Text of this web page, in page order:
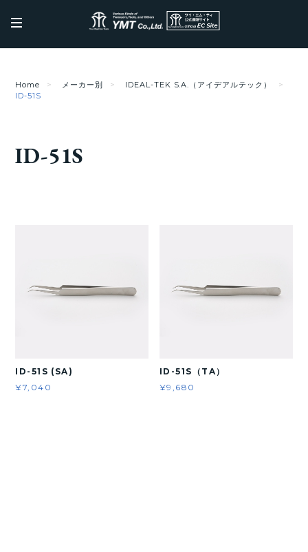
Home メーカー別
IDEAL-TEK S.A.（アイデアルテック）
ID-51S
ID-51S
ID-51S (SA)
¥7,040
ID-51S（TA）
¥9,680